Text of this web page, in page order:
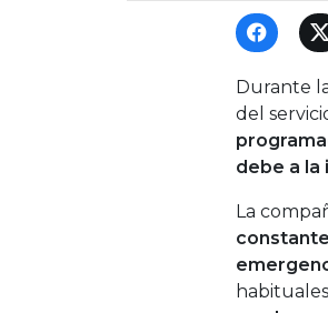
Durante
del
debe a la
La